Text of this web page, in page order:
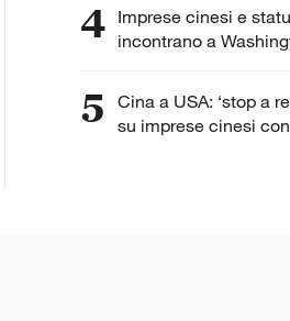
4 Imprese cinesi e
incontrano a
5
Cina a USA: ‘stop a
su imprese cinesi